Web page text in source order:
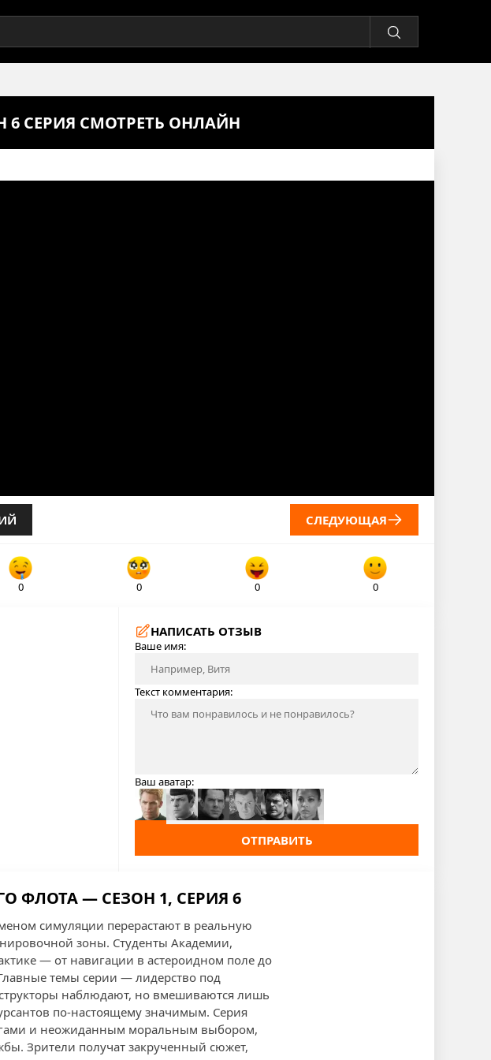
6 СЕРИЯ СМОТРЕТЬ ОНЛАЙН
СЛЕДУЮЩАЯ
0 0 0 0
НАПИСАТЬ ОТЗЫВ
Ваше имя:
Текст комментария:
Ваш аватар:
ОТПРАВИТЬ
ФЛОТА — СЕЗОН 1, СЕРИЯ 6
симуляции перерастают в реальную
зоны. Студенты Академии,
— от навигации в астероидном поле до
темы серии — лидерство под
наблюдают, но вмешиваются лишь
по-настоящему значимым. Серия
и неожиданным моральным выбором,
Зрители получат закрученный сюжет,